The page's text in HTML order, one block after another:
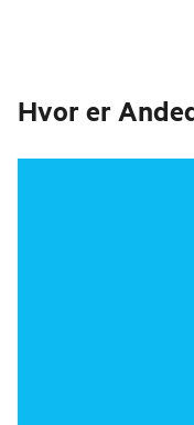
Hvor er